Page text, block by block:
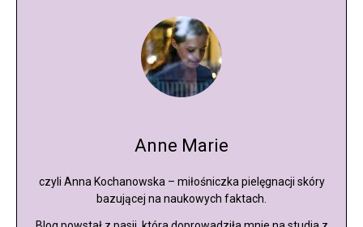
Anne Marie
czyli Anna Kochanowska – miłośniczka pielęgnacji skóry
bazującej na naukowych faktach.